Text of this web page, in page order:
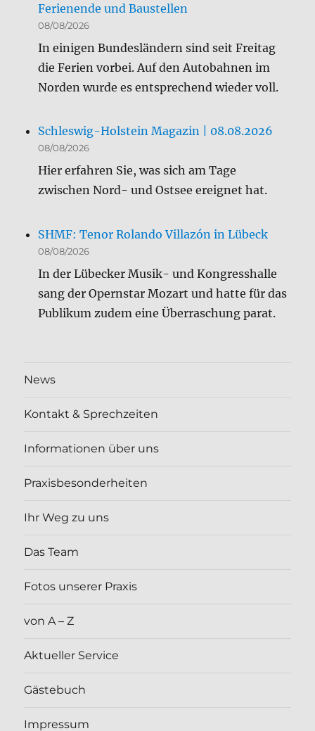
Ferienende und Baustellen
08/08/2026
In einigen Bundesländern sind seit Freitag
die Ferien vorbei. Auf den Autobahnen im
Norden wurde es entsprechend wieder voll.
Schleswig-Holstein Magazin | 08.08.2026
08/08/2026
Hier erfahren Sie, was sich am Tage
zwischen Nord- und Ostsee ereignet hat.
SHMF: Tenor Rolando Villazón in Lübeck
08/08/2026
In der Lübecker Musik- und Kongresshalle
sang der Opernstar Mozart und hatte für das
Publikum zudem eine Überraschung parat.
News
Kontakt & Sprechzeiten
Informationen über uns
Praxisbesonderheiten
Ihr Weg zu uns
Das Team
Fotos unserer Praxis
von A – Z
Aktueller Service
Gästebuch
Impressum